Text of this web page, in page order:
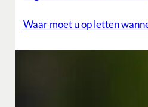
Waar moet u op letten